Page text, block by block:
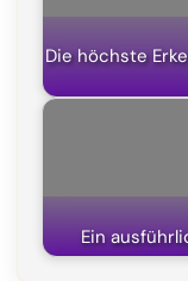
Die höchste
Ein